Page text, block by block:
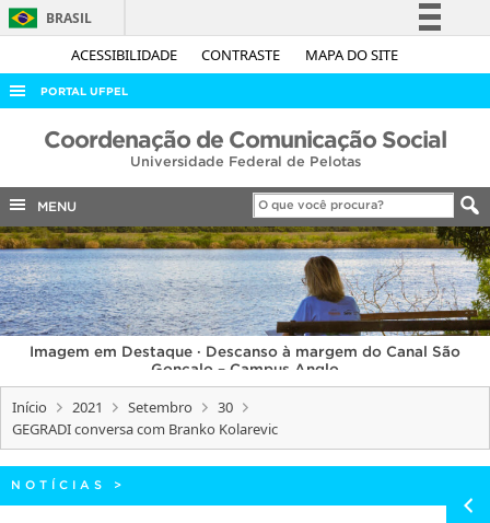
ACESSIBILIDADE CONTRASTE MAPA DO SITE
BRASIL
Simplifique!
Acesso à informação
Legislação
Canais
PORTAL UFPEL
ACESSO À INFORMAÇÃO
COBALTO
CONCURSOS
EDITAIS
INTERNACIONAL
OUVIDORIA
PORTARIAS
TELEFONES
Coordenação de Comunicação Social
Universidade Federal de Pelotas
MENU
Imagem em Destaque · Descanso à margem do Canal São
Gonçalo – Campus Anglo
Início 2021 Setembro
30
GEGRADI conversa com Branko Kolarevic
NOTÍCIAS >